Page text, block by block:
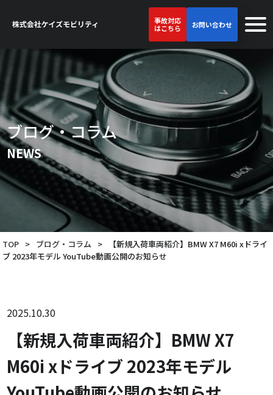
事故対応
はこちら
お問い合わせ
ブログ・コラム
NEWS
TOP > ブログ・コラム >
【新規入荷車両紹介】BMW X7 M60i xドライ
ブ 2023年モデル YouTube動画公開のお知らせ
2025.10.30
【新規入荷車両紹介】BMW X7
M60i xドライブ 2023年モデル